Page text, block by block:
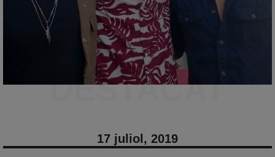
DESTACAT
17 juliol, 2019